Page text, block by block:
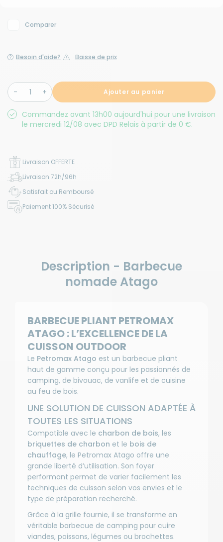
Comparer
Besoin d'aide? Baisse de prix
Ajouter au panier
Commandez avant 13h00 aujourd'hui pour une livraison
le mercredi 12/08 avec DPD Relais à partir de 0 €.
Livraison OFFERTE
Livraison 72h/96h
Satisfait ou Remboursé
Paiement 100% Sécurisé
Description - Barbecue
nomade Atago
BARBECUE PLIANT PETROMAX
ATAGO : L’EXCELLENCE DE LA
CUISSON OUTDOOR
Le Petromax Atago est un barbecue pliant
haut de gamme conçu pour les passionnés de
camping, de bivouac, de vanlife et de cuisine
au feu de bois.
UNE SOLUTION DE CUISSON ADAPTÉE À
TOUTES LES SITUATIONS
Compatible avec le charbon de bois, les
briquettes de charbon et le bois de
chauffage, le Petromax Atago offre une
grande liberté d’utilisation. Son foyer
performant permet de varier facilement les
techniques de cuisson selon vos envies et le
type de préparation recherché.
Grâce à la grille fournie, il se transforme en
véritable barbecue de camping pour cuire
viandes, poissons, légumes ou brochettes.